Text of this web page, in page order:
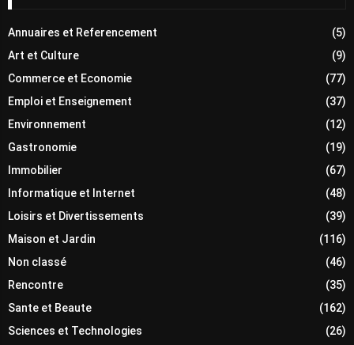
Annuaires et Referencement
(5)
Art et Culture
(9)
Commerce et Economie
(77)
Emploi et Enseignement
(37)
Environnement
(12)
Gastronomie
(19)
Immobilier
(67)
Informatique et Internet
(48)
Loisirs et Divertissements
(39)
Maison et Jardin
(116)
Non classé
(46)
Rencontre
(35)
Sante et Beaute
(162)
Sciences et Technologies
(26)